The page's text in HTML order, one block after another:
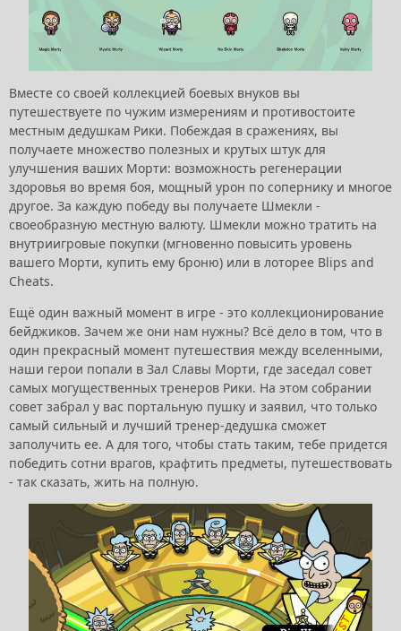
Вместе со своей коллекцией боевых внуков вы
путешествуете по чужим измерениям и противостоите
местным дедушкам Рики. Побеждая в сражениях, вы
получаете множество полезных и крутых штук для
улучшения ваших Морти: возможность регенерации
здоровья во время боя, мощный урон по сопернику и многое
другое. За каждую победу вы получаете Шмекли -
своеобразную местную валюту. Шмекли можно тратить на
внутриигровые покупки (мгновенно повысить уровень
вашего Морти, купить ему броню) или в лоторее Blips and
Cheats.
Ещё один важный момент в игре - это коллекционирование
бейджиков. Зачем же они нам нужны? Всё дело в том, что в
один прекрасный момент путешествия между вселенными,
наши герои попали в Зал Славы Морти, где заседал совет
самых могущественных тренеров Рики. На этом собрании
совет забрал у вас портальную пушку и заявил, что только
самый сильный и лучший тренер-дедушка сможет
заполучить ее. А для того, чтобы стать таким, тебе придется
победить сотни врагов, крафтить предметы, путешествовать
- так сказать, жить на полную.